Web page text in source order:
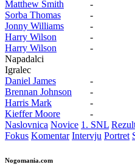
Matthew Smith
-
Sorba Thomas
-
Jonny Williams
-
Harry Wilson
-
Harry Wilson
-
Napadalci
Igralec
Daniel James
-
Brennan Johnson
-
Harris Mark
-
Kieffer Moore
-
Naslovnica Novice 1. SNL
Fokus Komentar Intervju Portret
Nogomania.com